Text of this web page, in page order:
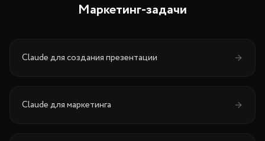
Маркетинг-задачи
Claudeдлясоздания презентации
Claudeдлямаркетинга